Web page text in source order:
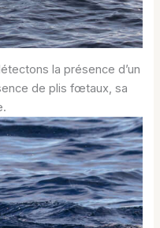
la présence d’un
de plis fœtaux, sa